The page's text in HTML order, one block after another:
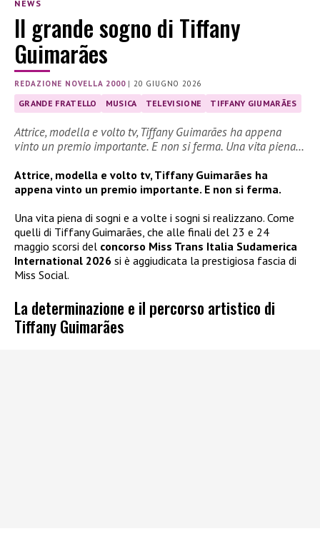
NEWS
Il grande sogno di Tiffany
Guimarães
REDAZIONE NOVELLA 2000|20 GIUGNO 2026
GRANDE FRATELLO MUSICA TELEVISIONE TIFFANY GIUMARÃES
Attrice, modella e volto tv, Tiffany Guimarães ha appena
vinto un premio importante. E non si ferma. Una vita piena…
Attrice, modella e volto tv, Tiffany Guimarães ha
appena vinto un premio importante. E non si ferma.
Una vita piena di sogni e a volte i sogni si realizzano. Come
quelli di Tiffany Guimarães, che alle finali del 23 e 24
maggio scorsi del concorso Miss Trans Italia Sudamerica
International 2026 si è aggiudicata la prestigiosa fascia di
Miss Social.
La determinazione e il percorso artistico di
Tiffany Guimarães